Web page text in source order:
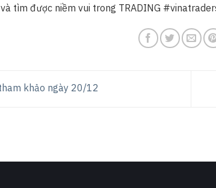
tìm được niềm vui trong TRADING
khảo ngày 20/12